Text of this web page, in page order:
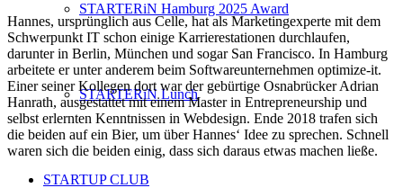
STARTERiN Hamburg 2025 Award
STARTERiN Lunch
STARTUP CLUB
Hannes, ursprünglich aus Celle, hat als Marketingexperte mit dem
Schwerpunkt IT schon einige Karrierestationen durchlaufen,
darunter in Berlin, München und sogar San Francisco. In Hamburg
arbeitete er unter anderem beim Softwareunternehmen optimize-it.
Einer seiner Kollegen dort war der gebürtige Osnabrücker Adrian
Hanrath, ausgestattet mit einem Master in Entrepreneurship und
selbst erlernten Kenntnissen in Webdesign. Ende 2018 trafen sich
die beiden auf ein Bier, um über Hannes‘ Idee zu sprechen. Schnell
waren sich die beiden einig, dass sich daraus etwas machen ließe.